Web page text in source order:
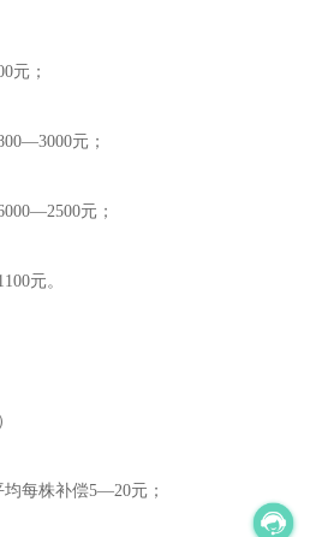
；
元；
元；
元。
每株补偿5—20元；